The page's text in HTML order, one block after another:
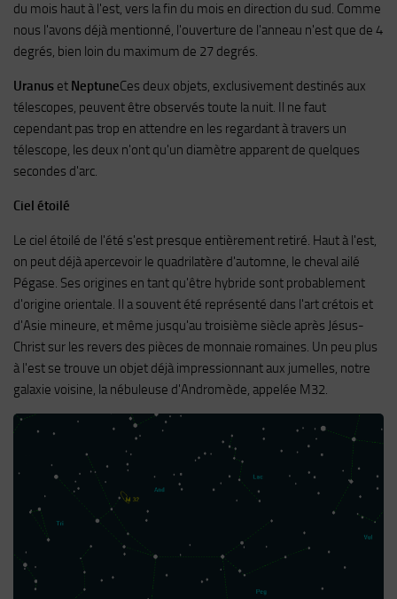
du mois haut à l'est, vers la fin du mois en direction du sud. Comme
nous l'avons déjà mentionné, l'ouverture de l'anneau n'est que de 4
degrés, bien loin du maximum de 27 degrés.
Uranus et NeptuneCes deux objets, exclusivement destinés aux
télescopes, peuvent être observés toute la nuit. Il ne faut
cependant pas trop en attendre en les regardant à travers un
télescope, les deux n'ont qu'un diamètre apparent de quelques
secondes d'arc.
Ciel étoilé
Le ciel étoilé de l'été s'est presque entièrement retiré. Haut à l'est,
on peut déjà apercevoir le quadrilatère d'automne, le cheval ailé
Pégase. Ses origines en tant qu'être hybride sont probablement
d'origine orientale. Il a souvent été représenté dans l'art crétois et
d'Asie mineure, et même jusqu'au troisième siècle après Jésus-
Christ sur les revers des pièces de monnaie romaines. Un peu plus
à l'est se trouve un objet déjà impressionnant aux jumelles, notre
galaxie voisine, la nébuleuse d'Andromède, appelée M32.